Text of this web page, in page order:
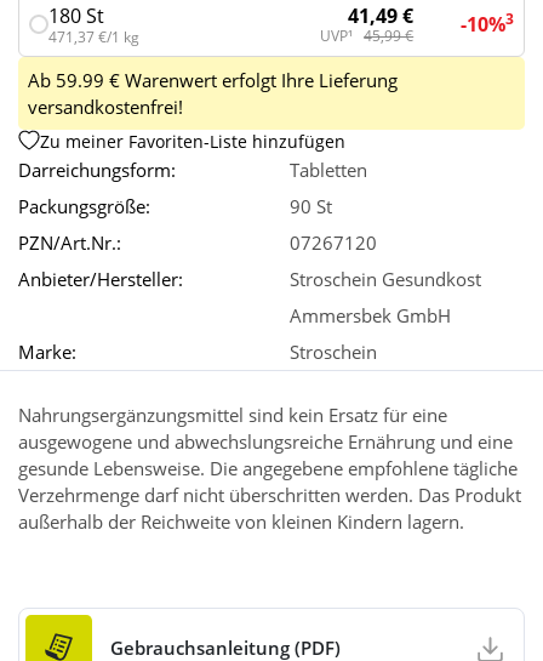
180 St
471,37 €/1 kg
41,49 €
UVP¹ 45,99 € -10%3
Ab 59.99 € Warenwert erfolgt Ihre Lieferung
versandkostenfrei!
Zu meiner Favoriten-Liste hinzufügen
Darreichungsform:
Tabletten
Packungsgröße:
90 St
PZN/Art.Nr.:
07267120
Anbieter/Hersteller:
Stroschein Gesundkost
Ammersbek GmbH
Marke:
Stroschein
Nahrungsergänzungsmittel sind kein Ersatz für eine
ausgewogene und abwechslungsreiche Ernährung und eine
gesunde Lebensweise. Die angegebene empfohlene tägliche
Verzehrmenge darf nicht überschritten werden. Das Produkt
außerhalb der Reichweite von kleinen Kindern lagern.
Gebrauchsanleitung (PDF)